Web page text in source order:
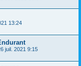
13:24
juil. 2021 9:15